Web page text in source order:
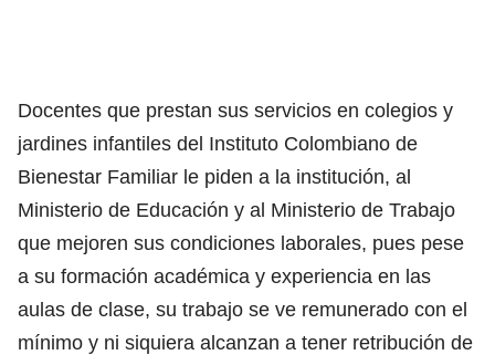
Docentes que prestan sus servicios en colegios y
jardines infantiles del Instituto Colombiano de
Bienestar Familiar le piden a la institución, al
Ministerio de Educación y al Ministerio de Trabajo
que mejoren sus condiciones laborales, pues pese
a su formación académica y experiencia en las
aulas de clase, su trabajo se ve remunerado con el
mínimo y ni siquiera alcanzan a tener retribución de